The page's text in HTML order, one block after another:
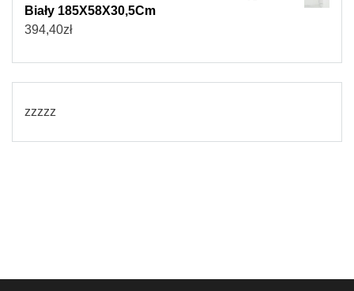
Biały 185X58X30,5Cm
394,40zł
zzzzz